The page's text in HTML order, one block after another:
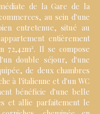
de la Gare de la
au sein d'une
entretenue, situé au
entièrement
72,42m². Il se compose
double séjour, d'une
de deux chambres
à l'italienne et d'un WC
bénéficie d'une belle
et allie parfaitement le